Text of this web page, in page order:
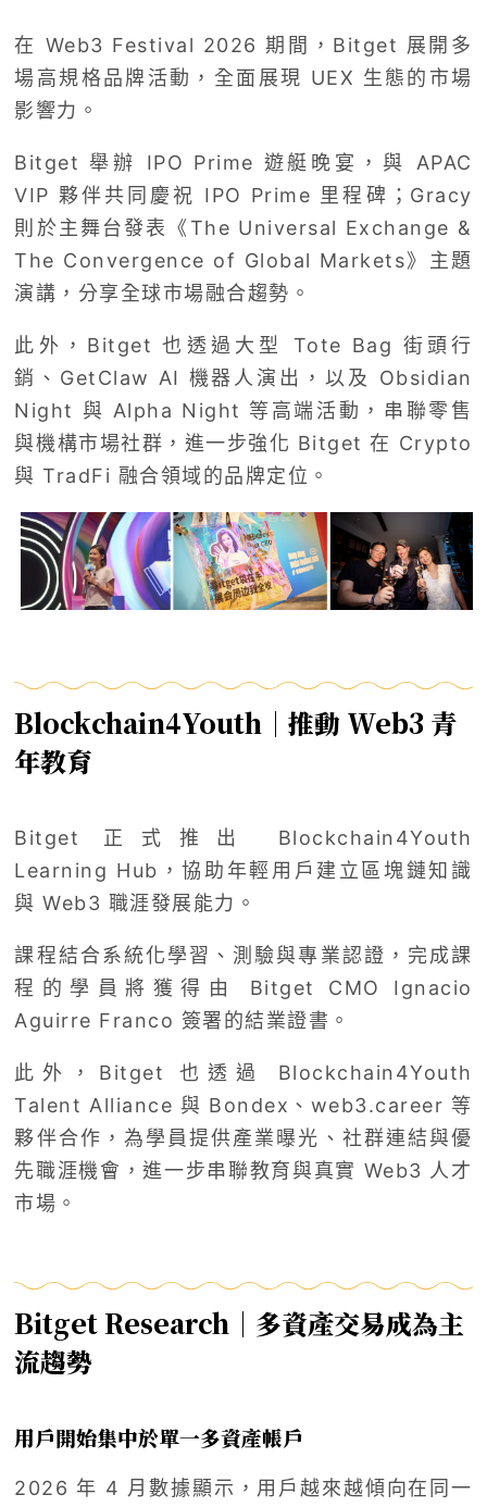
在 Web3 Festival 2026 期間，Bitget 展開多
場高規格品牌活動，全面展現 UEX 生態的市場
影響力。
Bitget 舉辦 IPO Prime 遊艇晚宴，與 APAC
VIP 夥伴共同慶祝 IPO Prime 里程碑；Gracy
則於主舞台發表《The Universal Exchange &
The Convergence of Global Markets》主題
演講，分享全球市場融合趨勢。
此外，Bitget 也透過大型 Tote Bag 街頭行
銷、GetClaw AI 機器人演出，以及 Obsidian
Night 與 Alpha Night 等高端活動，串聯零售
與機構市場社群，進一步強化 Bitget 在 Crypto
與 TradFi 融合領域的品牌定位。
Blockchain4Youth｜推動 Web3 青
年教育
Bitget 正式推出 Blockchain4Youth
Learning Hub，協助年輕用戶建立區塊鏈知識
與 Web3 職涯發展能力。
課程結合系統化學習、測驗與專業認證，完成課
程的學員將獲得由 Bitget CMO Ignacio
Aguirre Franco 簽署的結業證書。
此外，Bitget 也透過 Blockchain4Youth
Talent Alliance 與 Bondex、web3.career 等
夥伴合作，為學員提供產業曝光、社群連結與優
先職涯機會，進一步串聯教育與真實 Web3 人才
市場。
Bitget Research｜多資產交易成為主
流趨勢
用戶開始集中於單一多資產帳戶
2026 年 4 月數據顯示，用戶越來越傾向在同一